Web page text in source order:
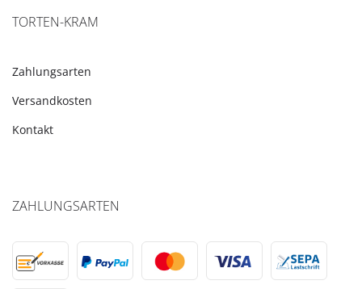
TORTEN-KRAM
Zahlungsarten
Versandkosten
Kontakt
ZAHLUNGSARTEN